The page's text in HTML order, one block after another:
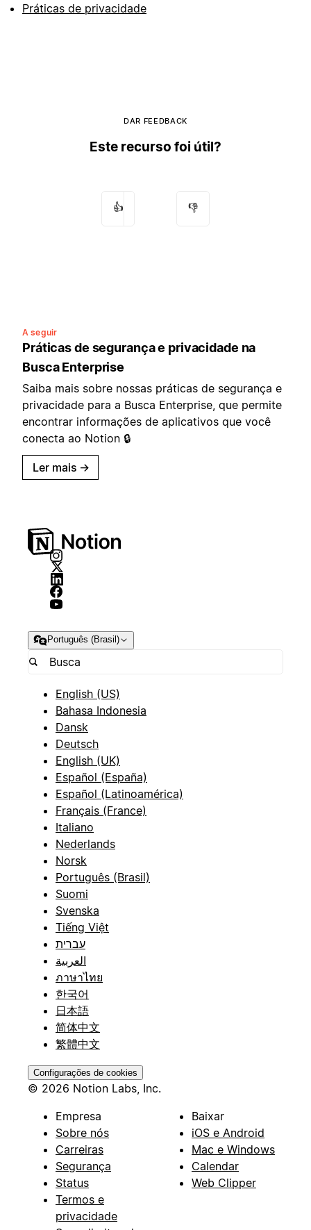
Práticas de privacidade
DAR FEEDBACK
Este recurso foi útil?
👍 👎
A seguir
Práticas de segurança e privacidade na
Busca Enterprise
Saiba mais sobre nossas práticas de segurança e
privacidade para a Busca Enterprise, que permite
encontrar informações de aplicativos que você
conecta ao Notion 🔒
Ler mais →
Português (Brasil)
English (US)
Bahasa Indonesia
Dansk
Deutsch
English (UK)
Español (España)
Español (Latinoamérica)
Français (France)
Italiano
Nederlands
Norsk
Português (Brasil)
Suomi
Svenska
Tiếng Việt
עברית
العربية
ภาษาไทย
한국어
日本語
简体中文
繁體中文
Configurações de cookies
© 2026 Notion Labs, Inc.
Empresa
Sobre nós
Carreiras
Segurança
Status
Termos e
privacidade
Baixar
iOS e Android
Mac e Windows
Calendar
Web Clipper